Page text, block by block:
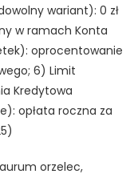
wariant): 0 zł
w ramach Konta
oprocentowanie
6) Limit
Kredytowa
opłata roczna za
orzelec,